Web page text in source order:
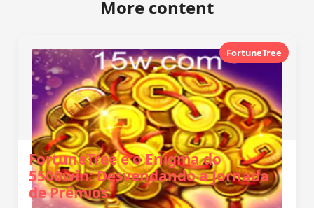
More content
FortuneTree
FortuneTree e o Enigma do
5500win: Desvendando a Jornada
de Prêmios